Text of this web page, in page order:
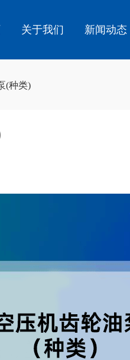
关于我们 新闻动态
(种类)